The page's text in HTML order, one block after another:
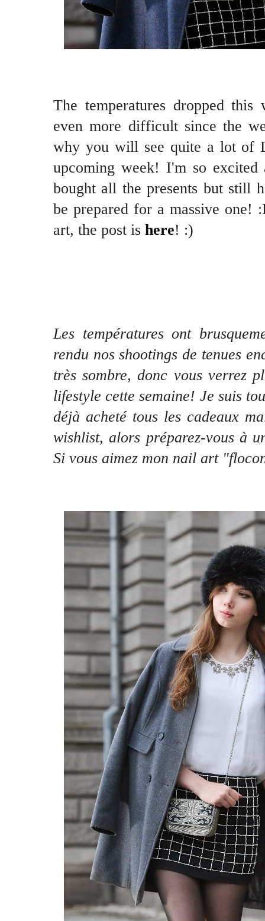
The temperatures dropped
even more difficult since the
why you will see quite a lot of
upcoming week! I'm so excited
bought all the presents but still
be prepared for a massive
art, the post is here! :)
Les températures ont
rendu nos shootings de tenues
très sombre, donc vous verrez
lifestyle cette semaine! Je suis
déjà acheté tous les cadeaux
wishlist, alors préparez-vous à
Si vous aimez mon nail art